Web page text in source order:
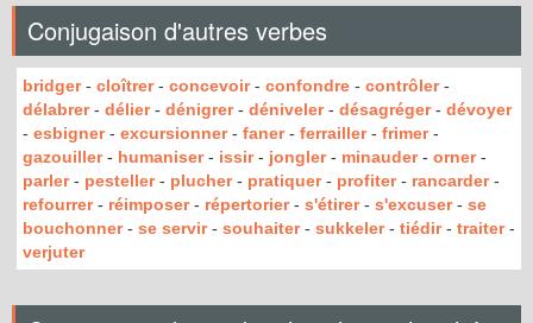
Conjugaison d'autres verbes
bridger- cloîtrer- concevoir- confondre - contrôler-
délabrer- délier- dénigrer- déniveler- désagréger- dévoyer
- esbigner- excursionner- faner- ferrailler- frimer-
gazouiller- humaniser- issir- jongler- minauder- orner-
parler- pesteller- plucher- pratiquer- profiter- rancarder-
refourrer- réimposer- répertorier- s'étirer- s'excuser- se
bouchonner- se servir- souhaiter- sukkeler- tiédir- traiter-
verjuter